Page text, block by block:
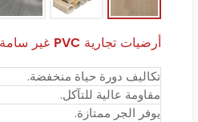
أرضيات تجارية PVC غير سامة 3 مم لغرف الموسيقى
تكاليف دورة حياة منخفضة.
مقاومة عالية للتآكل.
يوفر الجر ممتازة.